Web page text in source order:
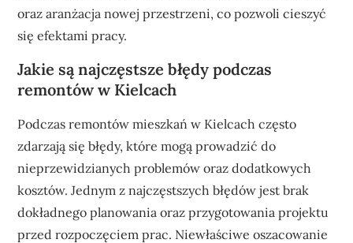
oraz aranżacja nowej przestrzeni, co pozwoli cieszyć
się efektami pracy.
Jakie są najczęstsze błędy podczas
remontów w Kielcach
Podczas remontów mieszkań w Kielcach często
zdarzają się błędy, które mogą prowadzić do
nieprzewidzianych problemów oraz dodatkowych
kosztów. Jednym z najczęstszych błędów jest brak
dokładnego planowania oraz przygotowania projektu
przed rozpoczęciem prac. Niewłaściwe oszacowanie